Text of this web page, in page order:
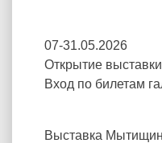
07-31.05.2026
Открытие
Вход по билетам
Выставка